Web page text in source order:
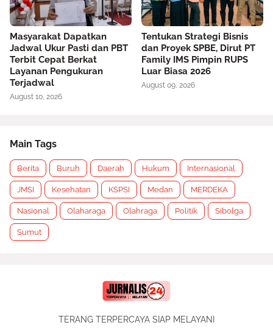
Masyarakat Dapatkan
Jadwal Ukur Pasti dan PBT
Terbit Cepat Berkat
Layanan Pengukuran
Terjadwal
August 10, 2026
Tentukan Strategi Bisnis
dan Proyek SPBE, Dirut PT
Family IMS Pimpin RUPS
Luar Biasa 2026
August 09, 2026
Main Tags
Berita Buruh Daerah Hukum Internasional
JMSI Kesehatan KSPSI Medan MERDEKA
Nasional Olaharaga Olahraga Politik Sibolga
Sumut
TERANG TERPERCAYA SIAP MELAYANI